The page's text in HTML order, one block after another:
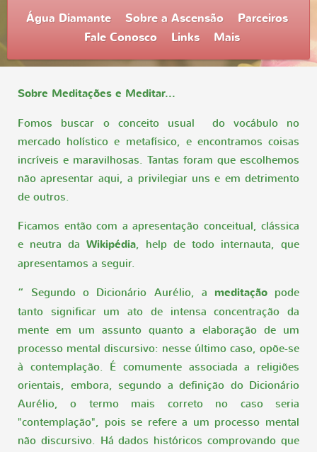
Água Diamante Sobre a Ascensão
Parceiros
Fale Conosco
Links Mais
Sobre Meditações e Meditar...
Fomos buscar o conceito usual do vocábulo no
mercado holístico e metafísico, e encontramos coisas
incríveis e maravilhosas. Tantas foram que escolhemos
não apresentar aqui, a privilegiar uns e em detrimento
de outros.
Ficamos então com a apresentação conceitual, clássica
e neutra da Wikipédia, help de todo internauta, que
apresentamos a seguir.
“ Segundo o Dicionário Aurélio, a meditaçãopode
tanto significar um ato de intensa concentração da
mente em um assunto quanto a elaboração de um
processo mental discursivo: nesse último caso, opõe-se
à contemplação. É comumente associada a religiões
orientais, embora, segundo a definição do Dicionário
Aurélio, o termo mais correto no caso seria
"contemplação", pois se refere a um processo mental
não discursivo. Há dados históricos comprovando que